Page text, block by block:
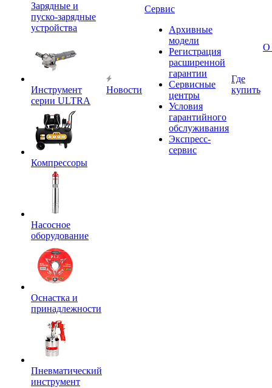
Зарядные и
пуско-зарядные
устройства
Инструмент
серии ULTRA
Компрессоры
Насосное
оборудование
Оснастка и
принадлежности
Пневматический
инструмент
Новости
Сервис
Архивные
модели
Регистрация
расширенной
гарантии
Сервисные
центры
Условия
гарантийного
обслуживания
Экспресс-
сервис
Где
купить
О